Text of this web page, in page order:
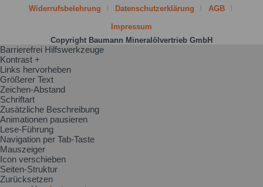
Widerrufsbelehrung Datenschutzerklärung AGB
Impressum
Copyright Baumann Mineralölvertrieb GmbH
Barrierefrei Hilfswerkzeuge
Kontrast +
Links hervorheben
Größerer Text
Zeichen-Abstand
Schriftart
Zusätzliche Beschreibung
Animationen pausieren
Lese-Führung
Navigation per Tab-Taste
Mauszeiger
Icon verschieben
Seiten-Struktur
Zurücksetzen